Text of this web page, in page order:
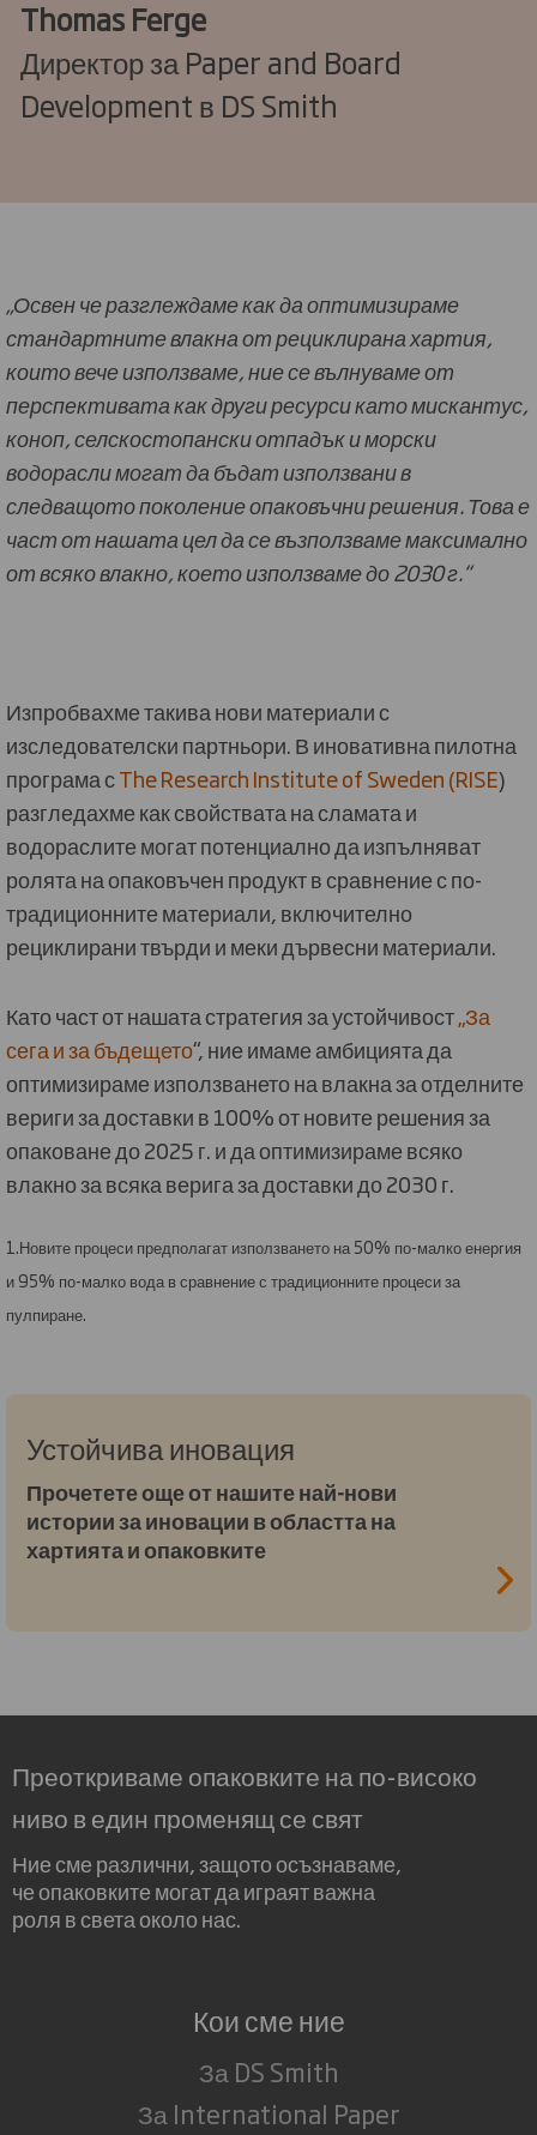
Thomas Ferge
Директор за Paper and Board
Development в DS Smith
„Освен че разглеждаме как да оптимизираме
стандартните влакна от рециклирана хартия,
които вече използваме, ние се вълнуваме от
перспективата как други ресурси като мискантус,
коноп, селскостопански отпадък и морски
водорасли могат да бъдат използвани в
следващото поколение опаковъчни решения. Това е
част от нашата цел да се възползваме максимално
от всяко влакно, което използваме до 2030 г.“
Изпробвахме такива нови материали с
изследователски партньори. В иновативна пилотна
програма сThe Research Institute of Sweden (RISE)
разгледахме как свойствата на сламата и
водораслите могат потенциално да изпълняват
ролята на опаковъчен продукт в сравнение с по-
традиционните материали, включително
рециклирани твърди и меки дървесни материали.
Като част от нашата стратегия за устойчивост„За
сега и за бъдещето“, ние имаме амбицията да
оптимизираме използването на влакна за отделните
вериги за доставки в 100% от новите решения за
опаковане до 2025 г. и да оптимизираме всяко
влакно за всяка верига за доставки до 2030 г.
1.Новите процеси предполагат използването на 50% по-малко енергия
и 95% по-малко вода в сравнение с традиционните процеси за
пулпиране.
Устойчива иновация
Прочетете още от нашите най-нови
истории за иновации в областта на
хартията и опаковките
Преоткриваме опаковките на по-високо
ниво в един променящ се свят
Ние сме различни, защото осъзнаваме,
че опаковките могат да играят важна
роля в света около нас.
Кои сме ние
За DS Smith
За International Paper